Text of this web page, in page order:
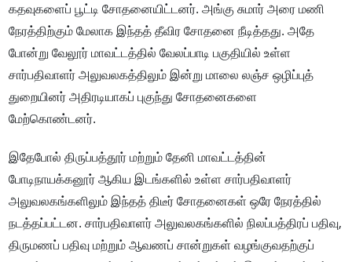
கதவுகளைப் பூட்டி சோதனையிட்டனர். அங்கு சுமார் அரை மணி
நேரத்திற்கும் மேலாக இந்தத் தீவிர சோதனை நீடித்தது. அதே
போன்று வேலூர் மாவட்டத்தில் வேலப்பாடி பகுதியில் உள்ள
சார்பதிவாளர் அலுவலகத்திலும் இன்று மாலை லஞ்ச ஒழிப்புத்
துறையினர் அதிரடியாகப் புகுந்து சோதனைகளை
மேற்கொண்டனர்.
இதேபோல் திருப்பத்தூர் மற்றும் தேனி மாவட்டத்தின்
போடிநாயக்கனூர் ஆகிய இடங்களில் உள்ள சார்பதிவாளர்
அலுவலகங்களிலும் இந்தத் திடீர் சோதனைகள் ஒரே நேரத்தில்
நடத்தப்பட்டன. சார்பதிவாளர் அலுவலகங்களில் நிலப்பத்திரப் பதிவு,
திருமணப் பதிவு மற்றும் ஆவணப் சான்றுகள் வழங்குவதற்குப்